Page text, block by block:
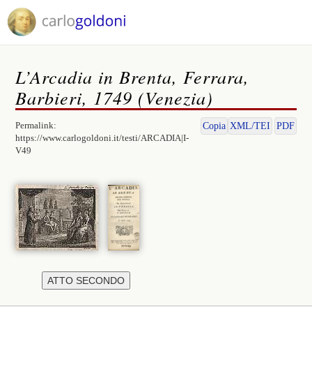
L’Arcadia in Brenta, Ferrara,
Barbieri, 1749 (Venezia)
Permalink:
https://www.carlogoldoni.it/testi/ARCADIA|I-
V49
Copia XML/TEI PDF